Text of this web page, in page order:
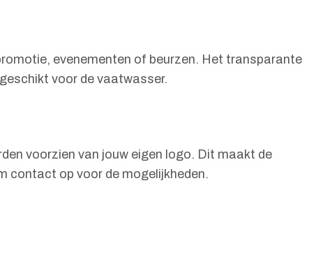
evenementen of beurzen. Het transparante
voor de vaatwasser.
voorzien van jouw eigen logo. Dit maakt de
contact op voor de mogelijkheden.